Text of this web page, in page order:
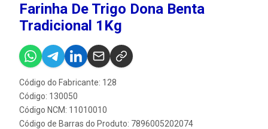
Farinha De Trigo Dona Benta
Tradicional 1Kg
Código do Fabricante: 128
Código: 130050
Código NCM: 11010010
Código de Barras do Produto: 7896005202074